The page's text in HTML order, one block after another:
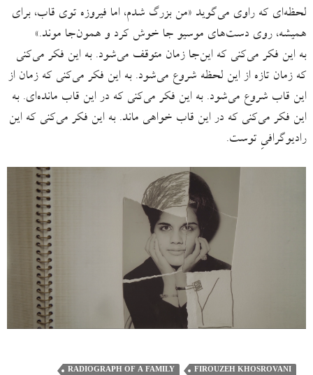
لحظه‌ای که راوی می‌گوید «من بزرگ شدم، اما فیروزه توی قاب، برای
همیشه، روی دست‌های موسیو جا خوش کرد و همون‌جا موند.»
به این فکر می‌کنی که این‌جا زمان متوقف می‌شود. به این فکر می‌کنی
که زمان تازه از این لحظه شروع می‌شود. به این فکر می‌کنی که زمان از
این قاب شروع می‌شود. به این فکر می‌کنی که در این قاب مانده‌ای. به
این فکر می‌کنی که در این قاب خواهی ماند. به این فکر می‌کنی که این
رادیوگرافیِ توست.
FIROUZEH KHOSROVANI
RADIOGRAPH OF A FAMILY